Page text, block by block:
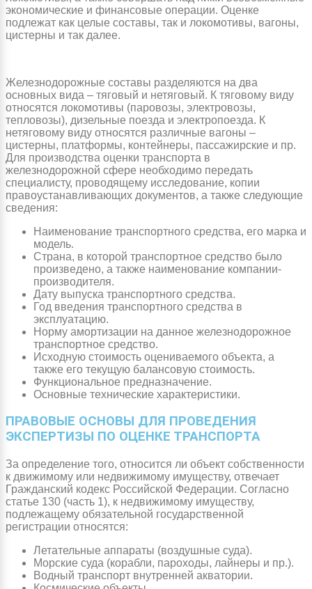
экономические и финансовые операции. Оценке
подлежат как целые составы, так и локомотивы, вагоны,
цистерны и так далее.
Железнодорожные составы разделяются на два
основных вида – тяговый и нетяговый. К тяговому виду
относятся локомотивы (паровозы, электровозы,
тепловозы), дизельные поезда и электропоезда. К
нетяговому виду относятся различные вагоны –
цистерны, платформы, контейнеры, пассажирские и пр.
Для производства оценки транспорта в
железнодорожной сфере необходимо передать
специалисту, проводящему исследование, копии
правоустанавливающих документов, а также следующие
сведения:
Наименование транспортного средства, его марка и
модель.
Страна, в которой транспортное средство было
произведено, а также наименование компании-
производителя.
Дату выпуска транспортного средства.
Год введения транспортного средства в
эксплуатацию.
Норму амортизации на данное железнодорожное
транспортное средство.
Исходную стоимость оцениваемого объекта, а
также его текущую балансовую стоимость.
Функциональное предназначение.
Основные технические характеристики.
ПРАВОВЫЕ ОСНОВЫ ДЛЯ ПРОВЕДЕНИЯ
ЭКСПЕРТИЗЫ ПО ОЦЕНКЕ ТРАНСПОРТА
За определение того, относится ли объект собственности
к движимому или недвижимому имуществу, отвечает
Гражданский кодекс Российской Федерации. Согласно
статье 130 (часть 1), к недвижимому имуществу,
подлежащему обязательной государственной
регистрации относятся:
Летательные аппараты (воздушные суда).
Морские суда (корабли, пароходы, лайнеры и пр.).
Водный транспорт внутренней акватории.